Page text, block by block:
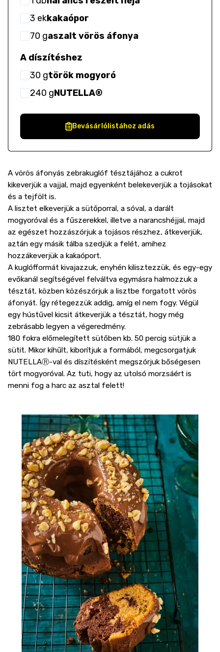
3 ekkakaópor
70 gaszalt vörös áfonya
A díszítéshez
30 gtörök mogyoró
240 gNUTELLA®
Bevásárlólistához adás
A vörös áfonyás zebrakuglóf tésztájához a cukrot
kikeverjük a vajjal, majd egyenként belekeverjük a tojásokat
és a tejfölt is.
A lisztet elkeverjük a sütőporral, a sóval, a darált
mogyoróval és a fűszerekkel, illetve a narancshéjjal, majd
az egészet hozzászórjuk a tojásos részhez, átkeverjük,
aztán egy másik tálba szedjük a felét, amihez
hozzákeverjük a kakaóport.
A kuglófformát kivajazzuk, enyhén kilisztezzük, és egy-egy
evőkanál segítségével felváltva egymásra halmozzuk a
tésztát, közben közészórjuk a lisztbe forgatott vörös
áfonyát. Így rétegezzük addig, amíg el nem fogy. Végül
egy hústűvel kicsit átkeverjük a tésztát, hogy még
zebrásabb legyen a végeredmény.
180 fokra előmelegített sütőben kb. 50 percig sütjük a
sütit. Mikor kihűlt, kiborítjuk a formából, megcsorgatjuk
NUTELLAⓇ-val és díszítésként megszórjuk bőségesen
tört mogyoróval. Az tuti, hogy az utolsó morzsáért is
menni fog a harc az asztal felett!